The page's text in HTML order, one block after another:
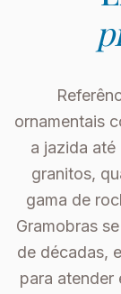
ornamentais
a jazida
granitos,
gama de
Gramobras
de décadas,
para atender